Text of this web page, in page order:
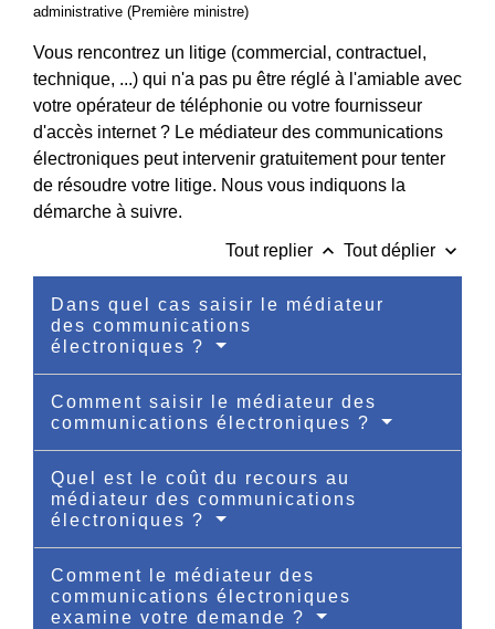
administrative (Première ministre)
Vous rencontrez un litige (commercial, contractuel,
technique, ...) qui n'a pas pu être réglé à l'amiable avec
votre opérateur de téléphonie ou votre fournisseur
d'accès internet ? Le médiateur des communications
électroniques peut intervenir gratuitement pour tenter
de résoudre votre litige. Nous vous indiquons la
démarche à suivre.
Tout replier keyboard_arrow_up Tout déplier keyboard_arrow_down
Dans quel cas saisir le médiateur
des communications
électroniques ?
Comment saisir le médiateur des
communications électroniques ?
Quel est le coût du recours au
médiateur des communications
électroniques ?
Comment le médiateur des
communications électroniques
examine votre demande ?